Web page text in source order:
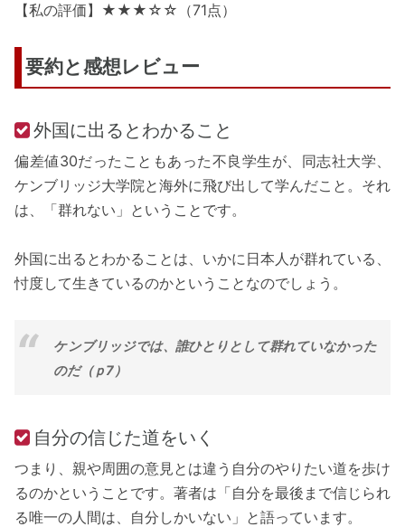
【私の評価】★★★☆☆（71点）
要約と感想レビュー
外国に出るとわかること
偏差値30だったこともあった不良学生が、同志社大学、
ケンブリッジ大学院と海外に飛び出して学んだこと。それ
は、「群れない」ということです。
外国に出るとわかることは、いかに日本人が群れている、
忖度して生きているのかということなのでしょう。
ケンブリッジでは、誰ひとりとして群れていなかった
のだ（ｐ7）
自分の信じた道をいく
つまり、親や周囲の意見とは違う自分のやりたい道を歩け
るのかということです。著者は「自分を最後まで信じられ
る唯一の人間は、自分しかいない」と語っています。